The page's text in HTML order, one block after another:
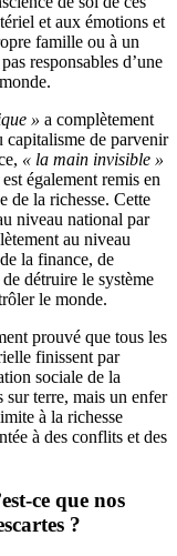
et aux émotions et
famille ou à un
responsables d’une
» a complètement
capitalisme de parvenir
« la main invisible »
également remis en
de la richesse. Cette
niveau national par
au niveau
la finance, de
détruire le système
le monde.
prouvé que tous les
finissent par
sociale de la
sur terre, mais un enfer
à la richesse
à des conflits et des
ce que nos
?